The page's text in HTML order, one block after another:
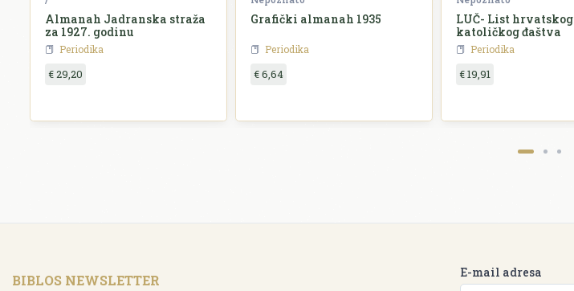
Almanah Jadranska straža
za 1927. godinu
Periodika
€ 29,20
Grafički almanah 1935
Periodika
€ 6,64
LUČ- List hrvatskog
katoličkog đaštva
Periodika
€ 19,91
BIBLOS NEWSLETTER E-mail adresa